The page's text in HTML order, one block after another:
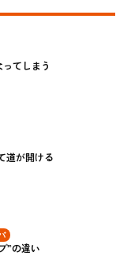
てしまう
道が開ける
”の違い